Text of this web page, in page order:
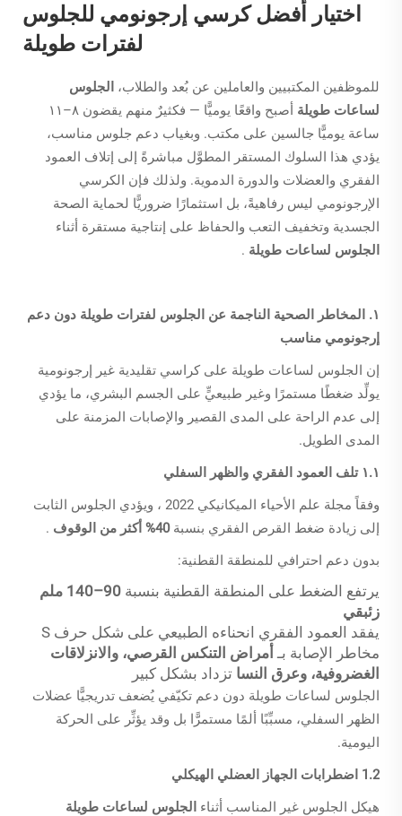
اختيار أفضل كرسي إرجونومي للجلوس
لفترات طويلة
للموظفين المكتبيين والعاملين عن بُعد والطلاب، الجلوس
لساعات طويلة
أصبح واقعًا يوميًّا — فكثيرٌ منهم يقضون ٨–١١
ساعة يوميًّا جالسين على مكتب. وبغياب دعم جلوس مناسب،
يؤدي هذا السلوك المستقر المطوَّل مباشرةً إلى إتلاف العمود
الفقري والعضلات والدورة الدموية. ولذلك فإن الكرسي
الإرجونومي ليس رفاهيةً، بل استثمارًا ضروريًّا لحماية الصحة
الجسدية وتخفيف التعب والحفاظ على إنتاجية مستقرة أثناء
الجلوس لساعات طويلة .
١. المخاطر الصحية الناجمة عن الجلوس لفترات طويلة دون دعم
إرجونومي مناسب
إن الجلوس لساعات طويلة على كراسي تقليدية غير إرجونومية
يولِّد ضغطًا مستمرًا وغير طبيعيٍّ على الجسم البشري، ما يؤدي
إلى عدم الراحة على المدى القصير والإصابات المزمنة على
المدى الطويل.
١.١ تلف العمود الفقري والظهر السفلي
وفقاً مجلة علم الأحياء الميكانيكي 2022
، ويؤدي الجلوس الثابت
إلى زيادة ضغط القرص الفقري بنسبة40% أكثر من الوقوف
.
بدون دعم احترافي للمنطقة القطنية:
يرتفع الضغط على المنطقة القطنية بنسبة
90–140 ملم
زئبقي
يفقد العمود الفقري انحناءه الطبيعي على شكل حرف S
مخاطر الإصابة بـ أمراض التنكس القرصي، والانزلاقات
الغضروفية، وعرق النسا تزداد بشكل كبير
الجلوس لساعات طويلة دون دعم تكيّفي يُضعف تدريجيًّا عضلات
الظهر السفلي، مسبِّبًا ألمًا مستمرًّا بل وقد يؤثِّر على الحركة
اليومية.
1.2 اضطرابات الجهاز العضلي الهيكلي
هيكل الجلوس غير المناسب أثناء الجلوس لساعات طويلة